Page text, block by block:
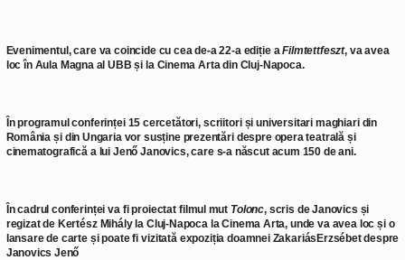
Evenimentul, care va coincide cu cea de-a 22-a ediție aFilmtettfeszt, va avea
loc în Aula Magna al UBB și la Cinema Arta din Cluj-Napoca.
În programul conferinței 15 cercetători, scriitori și universitari maghiari din
România și din Ungaria vor susține prezentări despre opera teatrală și
cinematografică a lui Jenő Janovics, care s-a născut acum 150 de ani.
În cadrul conferinței va fi proiectat filmul mut Tolonc, scris de Janovics și
regizat de Kertész Mihály la Cluj-Napoca la Cinema Arta, unde va avea loc și o
lansare de carte și poate fi vizitată expoziția doamnei ZakariásErzsébet despre
Janovics Jenő